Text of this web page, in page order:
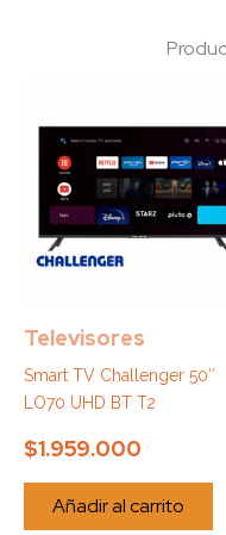
Televisores
Smart TV Challenger 50″
LO70 UHD BT T2
$1.959.000
Añadir al carrito